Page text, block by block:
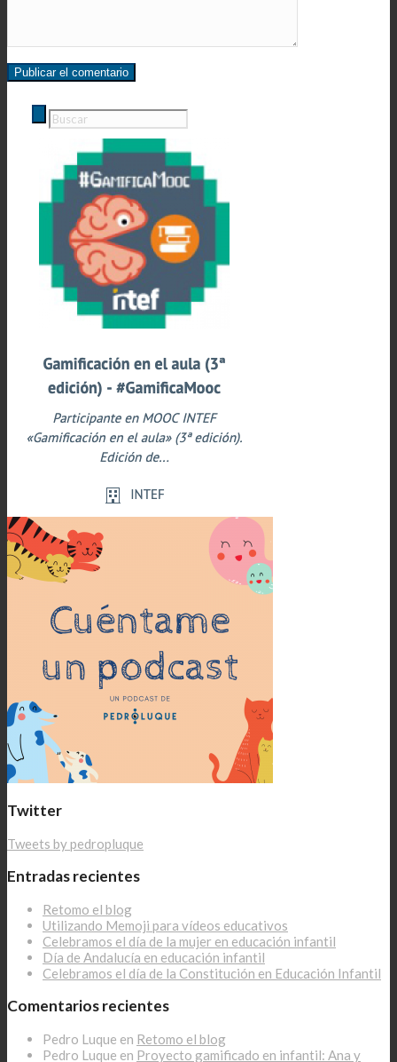
Twitter
Tweets by pedropluque
Entradas recientes
Retomo el blog
Utilizando Memoji para vídeos educativos
Celebramos el día de la mujer en educación infantil
Día de Andalucía en educación infantil
Celebramos el día de la Constitución en Educación Infantil
Comentarios recientes
Pedro Luque en Retomo el blog
Pedro Luque en Proyecto gamificado en infantil: Ana y